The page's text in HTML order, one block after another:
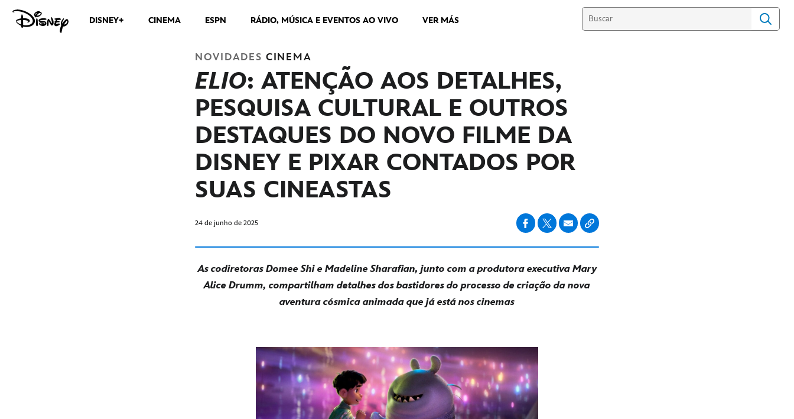
DISNEY+ CINEMA ESPN RÁDIO, MÚSICA E EVENTOS AO VIVO VER MÁS
NOVIDADES CINEMA
ELIO: ATENÇÃO AOS DETALHES,
PESQUISA CULTURAL E OUTROS
DESTAQUES DO NOVO FILME DA
DISNEY E PIXAR CONTADOS POR
SUAS CINEASTAS
24 de junho de 2025
As codiretoras Domee Shi e Madeline Sharafian, junto com a produtora executiva Mary
Alice Drumm, compartilham detalhes dos bastidores do processo de criação da nova
aventura cósmica animada que já está nos cinemas